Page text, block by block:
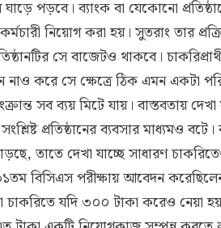
ঘাড়ে পড়বে। ব্যাংক বা যেকোনো
নিয়োগ করা হয়। সুতরাং তার
সে বাজেটও থাকবে।
নাও করে সে ক্ষেত্রে ঠিক এমন একটা
সব ব্যয় মিটে যায়। বাস্তবতায়
প্রতিষ্ঠানের ব্যবসার মাধ্যমও
তাতে দেখা যাচ্ছে সাধারণ
বিসিএস পরীক্ষায় আবেদন
যদি ৩০০ টাকা করেও নেয়া